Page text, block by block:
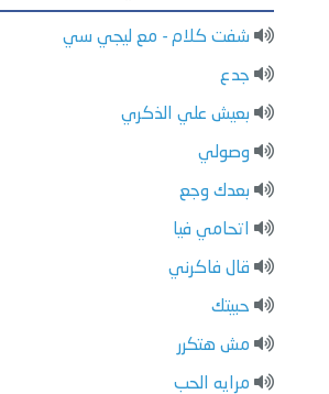
شفت كلام - مع ليجي سي
جدع
بعيش علي الذكري
وصولي
بعدك وجع
اتحامي فيا
قال فاكرني
حبيتك
مش هتكرر
مرايه الحب